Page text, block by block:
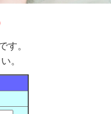
す。
。